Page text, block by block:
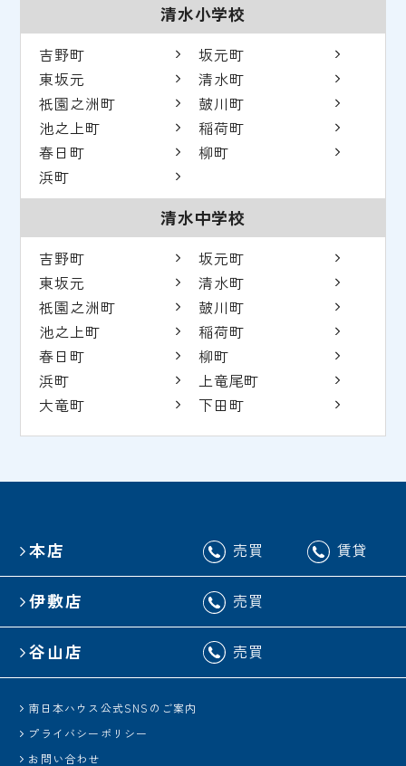
清水小学校
吉野町
坂元町
東坂元
清水町
祇園之洲町
皷川町
池之上町
稲荷町
春日町
柳町
浜町
清水中学校
吉野町
坂元町
東坂元
清水町
祇園之洲町
皷川町
池之上町
稲荷町
春日町
柳町
浜町
上竜尾町
大竜町
下田町
本店 売買 賃貸
伊敷店 売買
谷山店 売買
南日本ハウス公式SNSのご案内
プライバシーポリシー
お問い合わせ